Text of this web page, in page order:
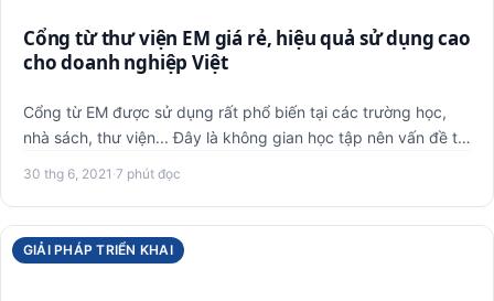
Cổng từ thư viện EM giá rẻ, hiệu quả sử dụng cao
cho doanh nghiệp Việt
Cổng từ EM được sử dụng rất phổ biến tại các trường học,
nhà sách, thư viện... Đây là không gian học tập nên vấn đề tế
30 thg 6, 2021 ·7 phút đọc
GIẢI PHÁP TRIỂN KHAI